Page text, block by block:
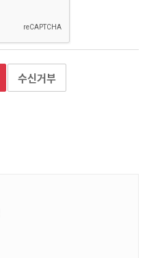
수신거부